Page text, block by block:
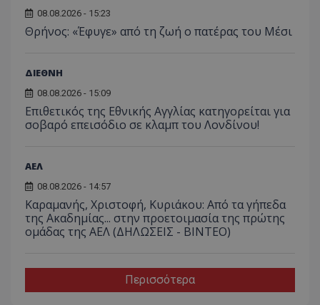
08.08.2026 - 15:23
Θρήνος: «Έφυγε» από τη ζωή ο πατέρας του Μέσι
ΔΙΕΘΝΗ
08.08.2026 - 15:09
Επιθετικός της Εθνικής Αγγλίας κατηγορείται για
σοβαρό επεισόδιο σε κλαμπ του Λονδίνου!
ΑΕΛ
08.08.2026 - 14:57
Καραμανής, Χριστοφή, Κυριάκου: Από τα γήπεδα
της Ακαδημίας... στην προετοιμασία της πρώτης
ομάδας της ΑΕΛ (ΔΗΛΩΣΕΙΣ - ΒΙΝΤΕΟ)
Περισσότερα